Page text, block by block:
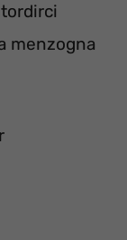
menzogna